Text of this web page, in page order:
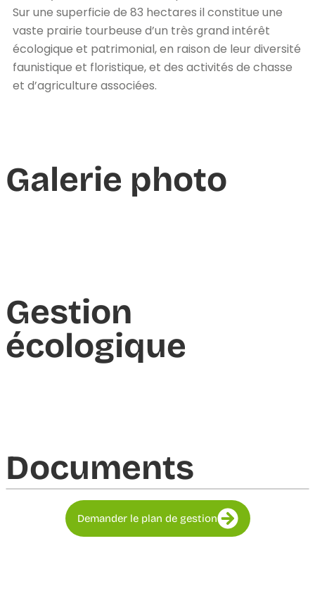
Sur une superficie de 83 hectares il constitue une
vaste prairie tourbeuse d’un très grand intérêt
écologique et patrimonial, en raison de leur diversité
faunistique et floristique, et des activités de chasse
et d’agriculture associées.
Galerie photo
Gestion
écologique
Documents​
Demander le plan de gestion